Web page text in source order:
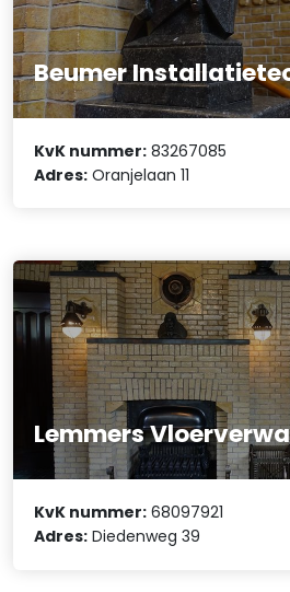
Beumer
KvK nummer: 83267085
Adres: Oranjelaan 11
Lemmers
KvK nummer: 68097921
Adres: Diedenweg 39